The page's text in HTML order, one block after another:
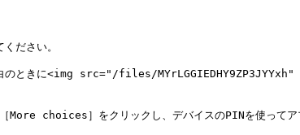
ださい。
空白のときに<img src="/files/
choices］をクリックし、デバイスのPINを使ってア